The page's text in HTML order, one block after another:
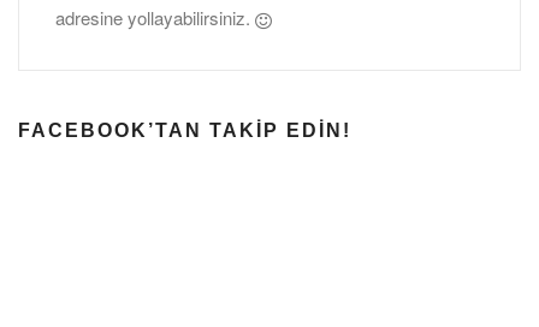
adresine yollayabilirsiniz.
FACEBOOK’TAN TAKIP EDIN!